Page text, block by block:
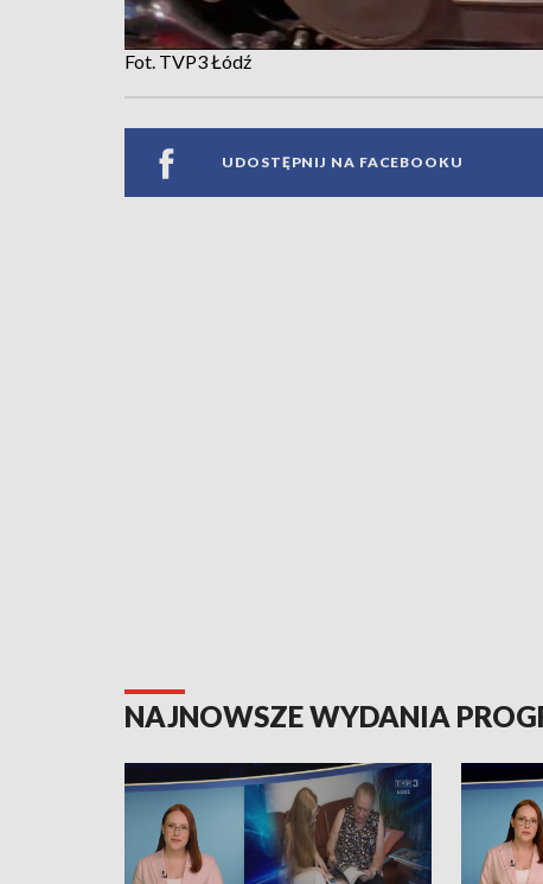
Fot. TVP3 Łódź
UDOSTĘPNIJ NA FACEBOOKU
NAJNOWSZE WYDANIA